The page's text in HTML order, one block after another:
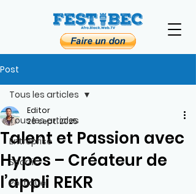
Post
Tous les articles
Entreprise
Sportif
Politique
Tous les articles
Talent et Passion avec
Hypes – Créateur de
l’appli REKR
Editor
26 sept. 2025